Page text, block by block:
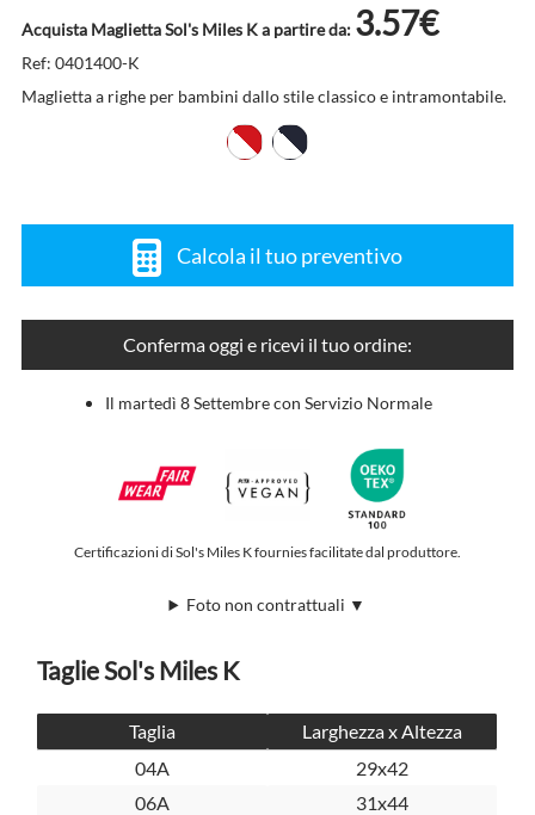
Acquista Maglietta Sol's Miles K a partire da: 3.57€
Ref: 0401400-K
Maglietta a righe per bambini dallo stile classico e intramontabile.
Calcola il tuo preventivo
Conferma oggi e ricevi il tuo ordine:
Il martedì 8 Settembre con Servizio Normale
Certificazioni di Sol's Miles K fournies facilitate dal produttore.
Foto non contrattuali ▼
Taglie Sol's Miles K
Taglia
Larghezza x Altezza
04A
29x42
06A
31x44